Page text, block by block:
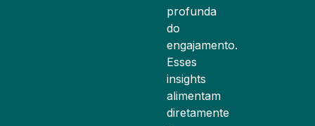
profunda
do
engajamento.
Esses
insights
alimentam
diretamente